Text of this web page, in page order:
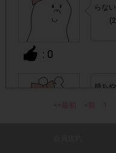
の参加とさせていただ
・レシート画像に
号」「購入日時」「対
▼レシート画像について
: 0
らな
持ち
<<最初 <前 1